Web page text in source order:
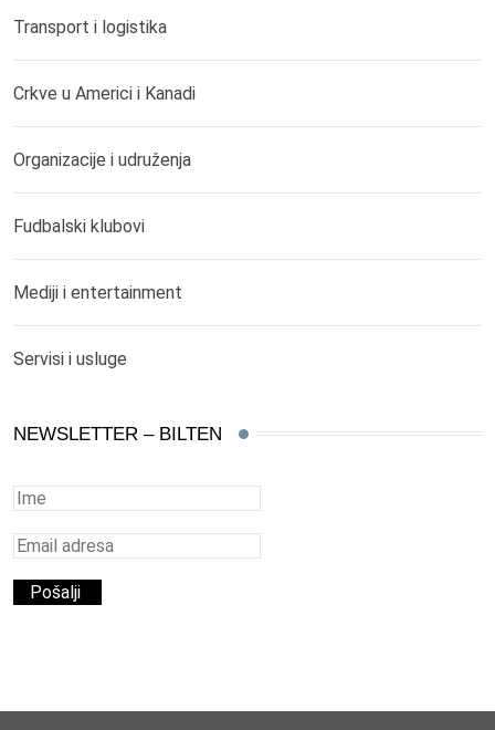
Transport i logistika
Crkve u Americi i Kanadi
Organizacije i udruženja
Fudbalski klubovi
Mediji i entertainment
Servisi i usluge
NEWSLETTER – BILTEN